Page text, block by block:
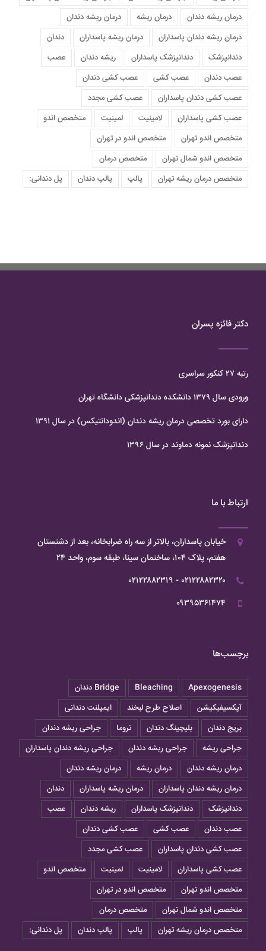
درمان ريشه دندان
درمان ریشه
درمان ریشه دندان
درمان ریشه دندان پاسداران
درمان ریشه پاسداران
دندان
دندانپزشک
دندانپزشک پاسداران ریشه دندان
عصب
عصب دندان
عصب کشی
عصب کشی دندان
عصب کشی دندان پاسداران
عصب کشی مجدد
عصب کشی پاسداران
لامینیت لمینیت
متخصص اندو
متخصص اندو تهران
متخصص اندو در تهران
متخصص اندو شمال تهران
متخصص درمان
متخصص درمان ریشه تهران
پالپ پالپ دندان پل دندانی:
دکتر فائزه پسران
رتبه ۲۷ کنکور سراسری
ورودی سال ۱۳۷۹ دانشکده دندانپزشکی دانشگاه تهران
دارای بورد تخصصی درمان ریشه دندان (اندودانتیکس) در سال ۱۳۹۱
دندانپزشک نمونه دماوند در سال ۱۳۹۶
ارتباط با ما
خیابان پاسداران، بالاتر از سه راه ضرابخانه، بعد از دشتستان
هفتم، پلاک ۱۰۴، ساختمان سینا، طبقه سوم، واحد ۲۴
۰۲۱۲۲۸۸۲۳۲۰ - ۰۲۱۲۲۸۸۲۳۱۹
۰۹۳۹۵۳۶۱۴۷۴
برچسب‌ها
Apexogenesis
Bleaching
Bridge دندان
آپکسیفیکیشن
اصلاح طرح لبخند
ایمپلنت دندانی
بریج دندان
بلیچینگ دندان تروما
جراحی ريشه دندان
جراحی ریشه
جراحی ریشه دندان
جراحی ریشه دندان پاسداران
درمان ريشه دندان
درمان ریشه
درمان ریشه دندان
درمان ریشه دندان پاسداران
درمان ریشه پاسداران
دندان
دندانپزشک
دندانپزشک پاسداران ریشه دندان
عصب
عصب دندان
عصب کشی
عصب کشی دندان
عصب کشی دندان پاسداران
عصب کشی مجدد
عصب کشی پاسداران
لامینیت لمینیت
متخصص اندو
متخصص اندو تهران
متخصص اندو در تهران
متخصص اندو شمال تهران
متخصص درمان
متخصص درمان ریشه تهران
پالپ پالپ دندان پل دندانی: